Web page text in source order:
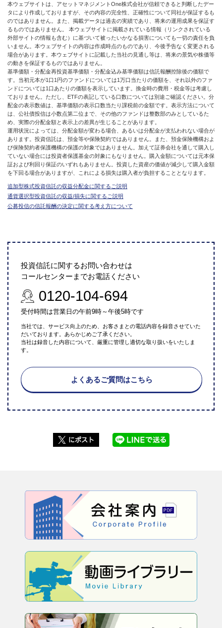
本ウェブサイトは、アセットマネジメントOne株式会社が信頼できると判断したデー
タにより作成しておりますが、その内容の完全性、正確性について同社が保証するも
のではありません。また、掲載データは過去の実績であり、将来の運用成果を保証す
るものではありません。 本ウェブサイトに掲載されている情報（リンクされている
外部サイトの情報も含む）に基づいて被ったいかなる損害についても一切の責任を負
いません。本ウェブサイトの内容は作成時点のものであり、今後予告なく変更される
場合があります。本ウェブサイトに記載した当社の見通し等は、将来の景気や株価等
の動きを保証するものではありません。
基準価額・分配金再投資基準価額・分配金込み基準価額は信託報酬控除後の価額で
す。当初元本が1口1円のファンドについては1万口当たりの価額を、それ以外のファ
ンドについては1口あたりの価額を表示しています。換金時の費用・税金等は考慮し
ておりません。ただし、ETFの表記している口数については別途ご確認ください。分
配金の表示数値は、基準価額の表示口数当たり課税前の金額です。表示方法について
は、公社債投信は小数点第二位まで、その他のファンドは整数部のみとしているた
め、実際の分配金額と表示上の差異が生じることがあります。
運用状況によっては、分配金額が変わる場合、あるいは分配金が支払われない場合が
あります。投資信託は、預金等や保険契約ではありません。また、預金保険機構およ
び保険契約者保護機構の保護の対象ではありません。加えて証券会社を通して購入し
ていない場合には投資者保護基金の対象にもなりません。購入金額については元本保
証および利回り保証のいずれもありません。投資した資産の価値が減少して購入金額
を下回る場合がありますが、これによる損失は購入者が負担することとなります。
追加型株式投資信託の収益分配金に関するご説明
通貨選択型投資信託の収益/損失に関するご説明
公募投信の信託報酬の決定に関する考え方について
投資信託に関するお問い合わせは
コールセンターまでお電話ください
0120-104-694
受付時間は営業日の午前9時～午後5時です
当社では、サービス向上のため、お客さまとの電話内容を録音させていた
だいております。あらかじめご了承ください。
当社は録音した内容について、厳重に管理し適切な取り扱いをいたしま
す。
よくあるご質問はこちら